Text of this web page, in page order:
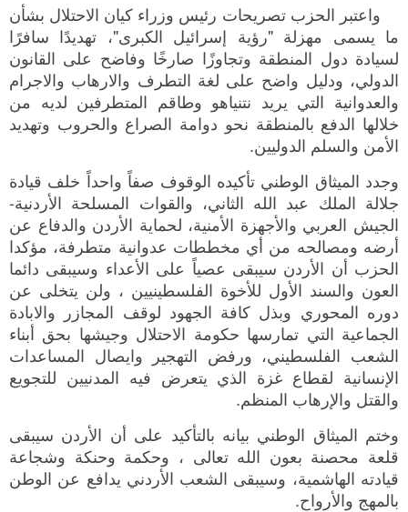
واعتبر الحزب تصريحات رئيس وزراء كيان الاحتلال بشأن
ما يسمى مهزلة "رؤية إسرائيل الكبرى"، تهديدًا سافرًا
لسيادة دول المنطقة وتجاوزًا صارخًا وفاضح على القانون
الدولي، ودليل واضح على لغة التطرف والارهاب والاجرام
والعدوانية التي يريد نتنياهو وطاقم المتطرفين لديه من
خلالها الدفع بالمنطقة نحو دوامة الصراع والحروب وتهديد
الأمن والسلم الدوليين.
وجدد الميثاق الوطني تأكيده الوقوف صفاً واحداً خلف قيادة
جلالة الملك عبد الله الثاني، والقوات المسلحة الأردنية-
الجيش العربي والأجهزة الأمنية، لحماية الأردن والدفاع عن
أرضه ومصالحه من أي مخططات عدوانية متطرفة، مؤكدا
الحزب أن الأردن سيبقى عصياً على الأعداء وسيبقى دائما
العون والسند الأول للأخوة الفلسطينيين ، ولن يتخلى عن
دوره المحوري وبذل كافة الجهود لوقف المجازر والابادة
الجماعية التي تمارسها حكومة الاحتلال وجيشها بحق أبناء
الشعب الفلسطيني، ورفض التهجير وايصال المساعدات
الإنسانية لقطاع غزة الذي يتعرض فيه المدنيين للتجويع
والقتل والإرهاب المنظم.
وختم الميثاق الوطني بيانه بالتأكيد على أن الأردن سيبقى
قلعة محصنة بعون الله تعالى ، وحكمة وحنكة وشجاعة
قيادته الهاشمية، وسيبقى الشعب الأردني يدافع عن الوطن
بالمهج والأرواح.